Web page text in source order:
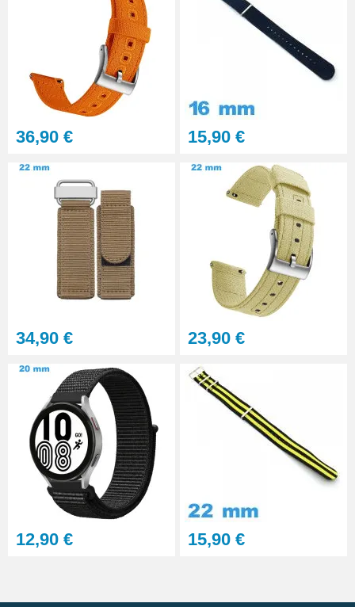
36,90 € 15,90 €
34,90 € 23,90 €
12,90 € 15,90 €